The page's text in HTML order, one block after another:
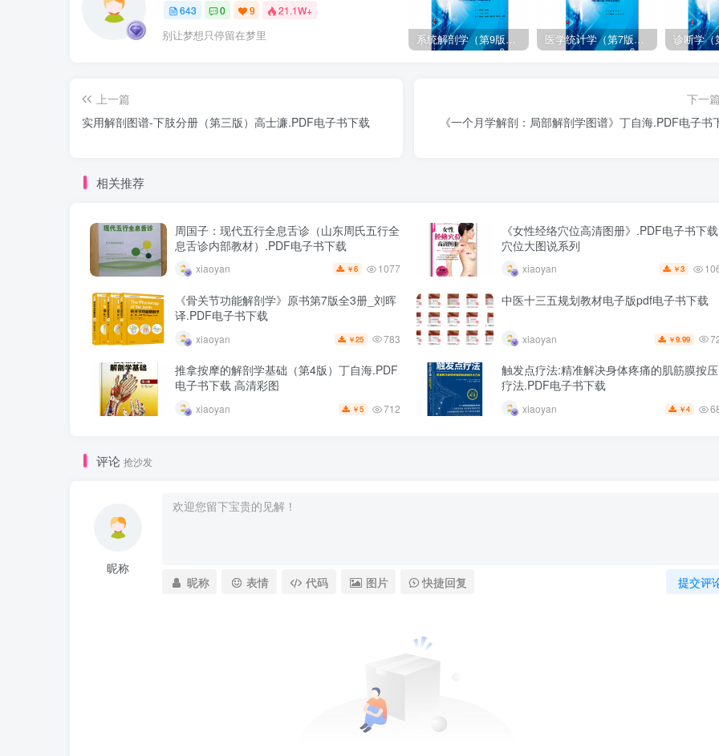
643 0 9 21.1W+
别让梦想只停留在梦里 系统解剖学（第9版）丁文龙主编_人卫版教材.PDF电子书下载 医学统计学（第7版）李康主编_人卫版教材.PDF电子书下载
上一篇
实用解剖图谱-下肢分册（第三版）高士濂.PDF电子书下载
下一
《一个月学解剖：局部解剖学图谱》丁自海.PDF电子书
相关推荐
周国子：现代五行全息舌诊（山东周氏五行全
息舌诊内部教材）.PDF电子书下载
xiaoyan ￥6 1077
《女性经络穴位高清图册》.PDF电子书下载
穴位大图说系列
xiaoyan ￥3
《骨关节功能解剖学》原书第7版全3册_刘晖
译.PDF电子书下载
xiaoyan ￥25 783
中医十三五规划教材电子版pdf电子书下载
xiaoyan ￥9.99
推拿按摩的解剖学基础（第4版）丁自海.PDF
电子书下载 高清彩图
xiaoyan ￥5 712
触发点疗法:精准解决身体疼痛的肌筋膜按压
疗法.PDF电子书下载
xiaoyan ￥4
评论 抢沙发
昵称
提交评
昵称 表情 代码 图片 快捷回复